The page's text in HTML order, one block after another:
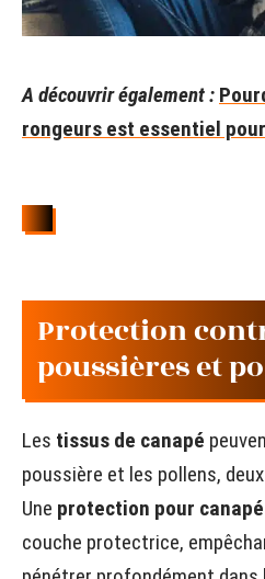
A découvrir également :
rongeurs est essentiel
Protection
poussières et
Les tissus de canapé
poussière et les pollens,
Une protection pour canapé
couche protectrice,